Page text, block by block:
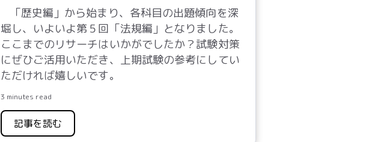
「歴史編」から始まり、各科目の出題傾向を深
堀し、いよいよ第５回「法規編」となりました。
ここまでのリサーチはいかがでしたか？試験対策
にぜひご活用いただき、上期試験の参考にしてい
ただければ嬉しいです。
3 minutes read
記事を読む